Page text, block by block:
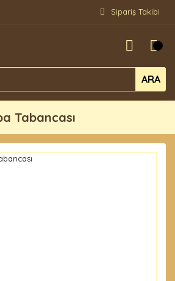
Sipariş Takibi
ARA
Tabancası